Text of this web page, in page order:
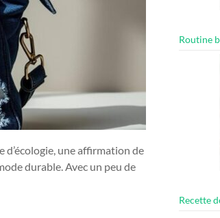
d’écologie, une affirmation de
durable. Avec un peu de
Routine
Recette